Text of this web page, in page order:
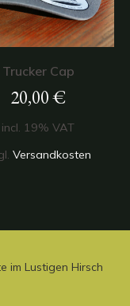
Trucker Cap
20,00€
incl. 19% VAT
Versandkosten
im Lustigen Hirsch